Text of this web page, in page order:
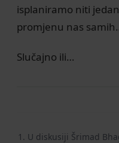
isplaniramo niti
promjenu nas
Slučajno ili…
U diskusiji Šrimad